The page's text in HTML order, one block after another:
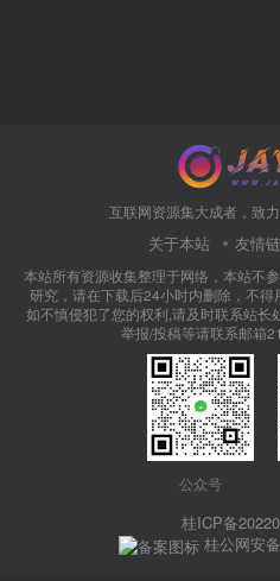
互联网资源集大成者，致
关于本站 友情
本站所有资源收集整理于网络，本站不
研究，请在下载后24小时内删除，不得
如不慎侵犯了您的权利,请及时联系站长
举报/投稿等请联系邮箱
公众号
桂ICP备
桂公网安